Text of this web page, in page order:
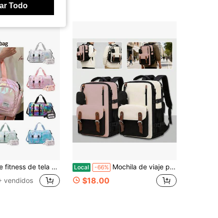
zapatos y bolsillo húmedo, bolsa de gimnasio versátil para entrenamiento, viaje, fitness, natación, negocios, fin de semana, se ajusta al asa del equipaje, unisex
vendidos
Local -66% Mochila de viaje para mujer/hombre, mochila de mano con bolsillo para botella de agua y bolsillo para zapatos, apta para portátiles de 16 pulgadas, mochila informal para el día a día, para fines de semana, negocios y senderismo, color blanco roto y negro, rosa y negro.
$18.00
Todo